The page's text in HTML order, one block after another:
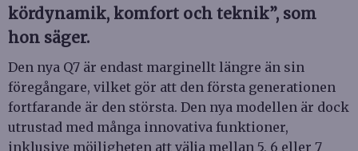
kördynamik, komfort och teknik”, som
hon säger.
Den nya Q7 är endast marginellt längre än sin
föregångare, vilket gör att den första generationen
fortfarande är den största. Den nya modellen är dock
utrustad med många innovativa funktioner,
inklusive möjligheten att välja mellan 5, 6 eller 7